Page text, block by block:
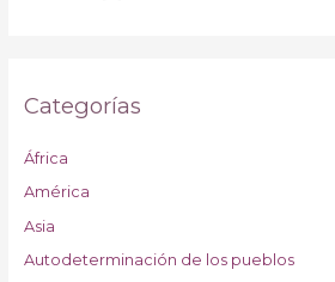
Categorías
África
América
Asia
Autodeterminación de los pueblos